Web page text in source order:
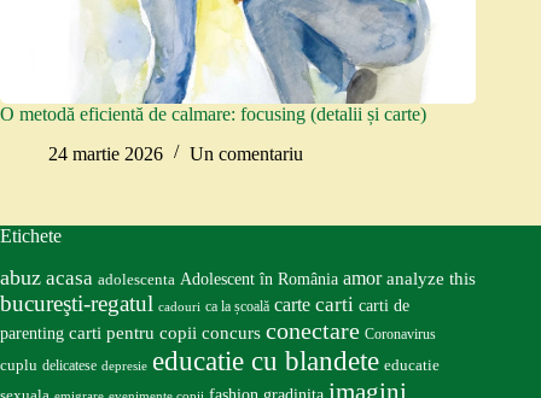
O metodă eficientă de calmare: focusing (detalii și carte)
24 martie 2026
Un comentariu
Etichete
abuz acasa adolescenta Adolescent în România amor analyze this
bucureşti-regatul cadouri ca la școală carte carti carti de
parenting carti pentru copii concurs conectare Coronavirus
cuplu delicatese depresie educatie cu blandete educatie
fashion gradinita imagini